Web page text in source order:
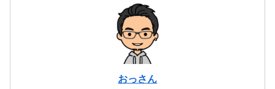
おっさん